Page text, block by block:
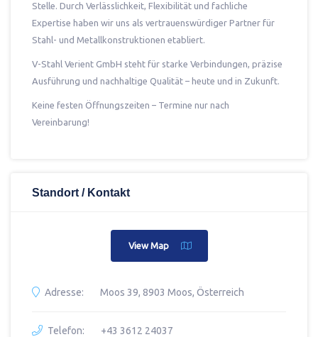
Stelle. Durch Verlässlichkeit, Flexibilität und fachliche
Expertise haben wir uns als vertrauenswürdiger Partner für
Stahl- und Metallkonstruktionen etabliert.
V-Stahl Verient GmbH steht für starke Verbindungen, präzise
Ausführung und nachhaltige Qualität – heute und in Zukunft.
Keine festen Öffnungszeiten – Termine nur nach
Vereinbarung!
Standort / Kontakt
View Map
Adresse: Moos 39, 8903 Moos, Österreich
Telefon: +43 3612 24037